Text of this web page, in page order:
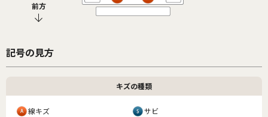
前方
記号の見方
キズの種類
線キズ
サビ